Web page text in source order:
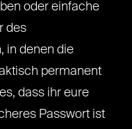
oder einfache
des
in denen die
permanent
dass ihr eure
Passwort ist